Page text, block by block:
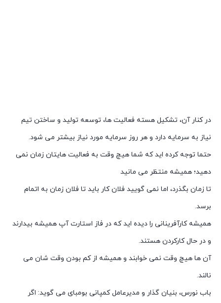
در کنار آن، تشکیل هسته فعالیت ها، توسعه تولید و ساختن تیم
نیاز به سرمایه دارد و هر روز سرمایه مورد نیاز بیشتر می شود.
حتما توجه کرده اید که شما هیچ وقت به فعالیت هایتان زمان نمی
دهید؛ همیشه منتظر می مانید
تا زمان بگذرد، اما نمی گویید فلان کار باید تا فلان زمان به اتمام
برسد.
همیشه کارآفرینانی را دیده اید که در فاز استارت آپ همیشه بیدارند
و در حال کارکردن هستند.
آن ها هیچ وقت نمی خوابند و همیشه از کم بودن وقت شان می
نالند.
باب نورس، بنیان گذار و مدیرعامل کمپانی بومبای می گوید: اگر